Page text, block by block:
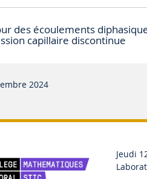
des écoulements
capillaire discontinue
2024
Jeudi